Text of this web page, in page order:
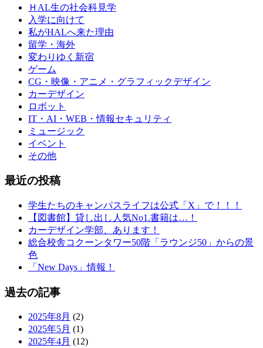
ＨAL生の社会科見学
入学に向けて
私がHALへ来た理由
留学・海外
変わりゆく新宿
ゲーム
CG・映像・アニメ・グラフィックデザイン
カーデザイン
ロボット
IT・AI・WEB・情報セキュリティ
ミュージック
イベント
その他
最近の投稿
学生たちのキャンパスライフは公式「X」で！！！
【図書館】貸し出し人気No1.書籍は…！
カーデザイン学部、あります！
総合校舎コクーンタワー50階「ラウンジ50」からの景
色
「New Days」情報！
過去の記事
2025年8月 (2)
2025年5月 (1)
2025年4月 (12)